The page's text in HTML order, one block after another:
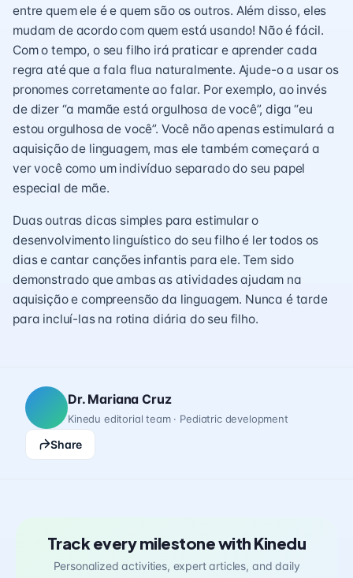
entre quem ele é e quem são os outros. Além disso, eles
mudam de acordo com quem está usando! Não é fácil.
Com o tempo, o seu filho irá praticar e aprender cada
regra até que a fala flua naturalmente. Ajude-o a usar os
pronomes corretamente ao falar. Por exemplo, ao invés
de dizer “a mamãe está orgulhosa de você”, diga “eu
estou orgulhosa de você”. Você não apenas estimulará a
aquisição de linguagem, mas ele também começará a
ver você como um indivíduo separado do seu papel
especial de mãe.
Duas outras dicas simples para estimular o
desenvolvimento linguístico do seu filho é ler todos os
dias e cantar canções infantis para ele. Tem sido
demonstrado que ambas as atividades ajudam na
aquisição e compreensão da linguagem. Nunca é tarde
para incluí-las na rotina diária do seu filho.
Dr. Mariana Cruz
Kinedu editorial team · Pediatric development
Share
Track every milestone with Kinedu
Personalized activities, expert articles, and daily